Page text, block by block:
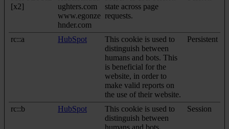
[x2]
ughters.com
www.egonze
hnder.com
state across page
requests.
rc::a HubSpot
This cookie is used to
distinguish between
humans and bots. This
is beneficial for the
website, in order to
make valid reports on
the use of their website.
Persistent
rc::b HubSpot
This cookie is used to
distinguish between
humans and bots.
Session